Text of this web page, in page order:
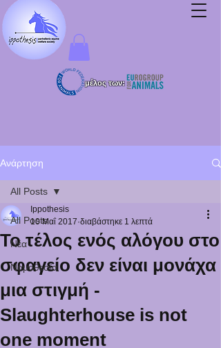
μέλος των:
Ανάρτηση
All Posts
Νέα
Νομοθεσία
All Posts
Το τέλος ενός αλόγου στο
σφαγείο δεν είναι μονάχα
μια στιγμή -
Slaughterhouse is not
one moment
Ippothesis
10 Μαΐ 2017 διαβάστηκε 1 λεπτά